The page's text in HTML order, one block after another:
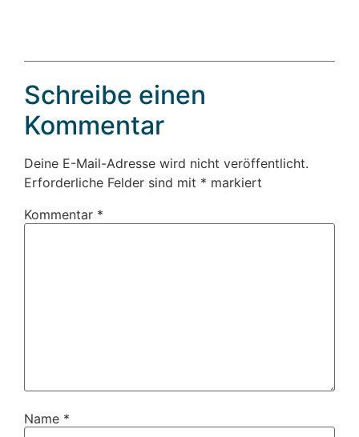
Schreibe einen
Kommentar
Deine E-Mail-Adresse wird nicht veröffentlicht.
Erforderliche Felder sind mit * markiert
Kommentar *
Name *